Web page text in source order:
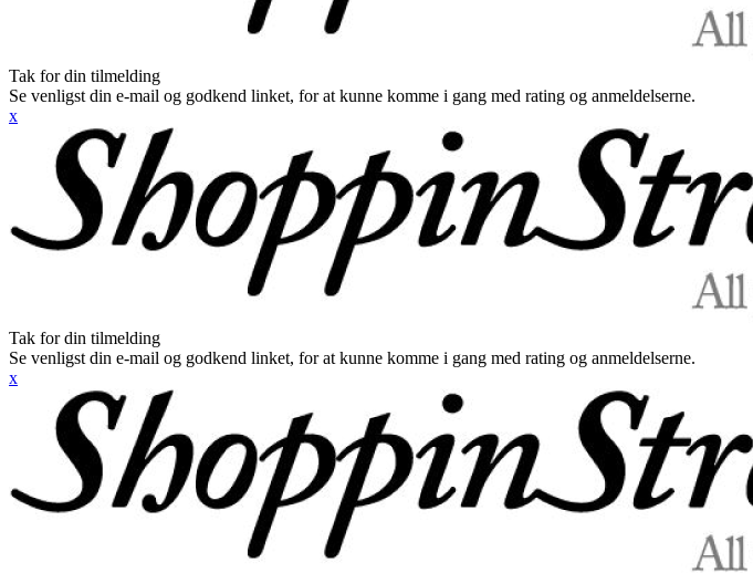
Tak for din tilmelding
Se venligst din e-mail og godkend linket, for at kunne komme i gang med rating og anmeldelserne.
x
Tak for din tilmelding
Se venligst din e-mail og godkend linket, for at kunne komme i gang med rating og anmeldelserne.
x